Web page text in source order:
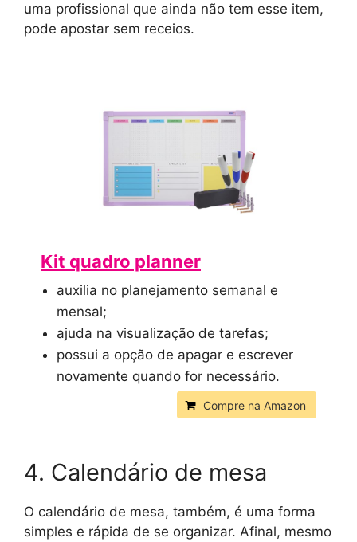
uma profissional que ainda não tem esse item,
pode apostar sem receios.
Kit quadro planner
auxilia no planejamento semanal e
mensal;
ajuda na visualização de tarefas;
possui a opção de apagar e escrever
novamente quando for necessário.
Compre na Amazon
4. Calendário de mesa
O calendário de mesa, também, é uma forma
simples e rápida de se organizar. Afinal, mesmo